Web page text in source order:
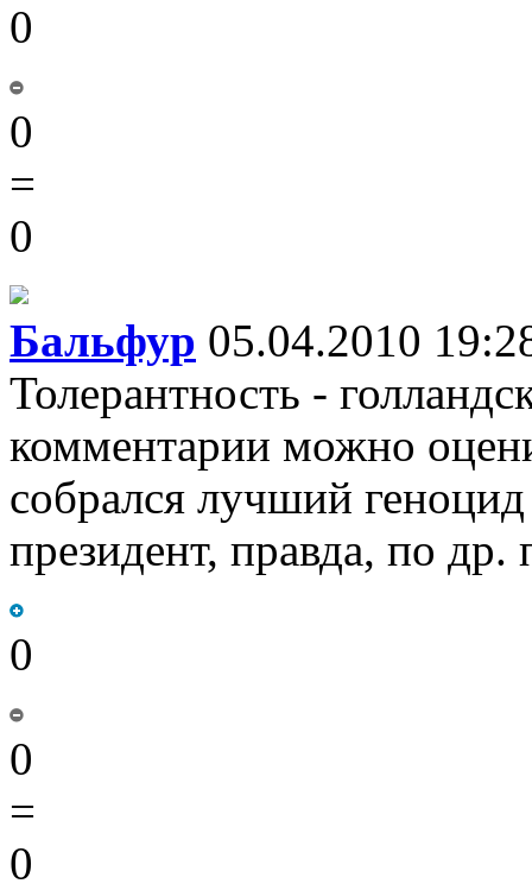
0
0
=
0
Бальфур 05.04.2010
Толерантность -
комментарии можно
собрался лучший
президент, правда, по др.
0
0
=
0